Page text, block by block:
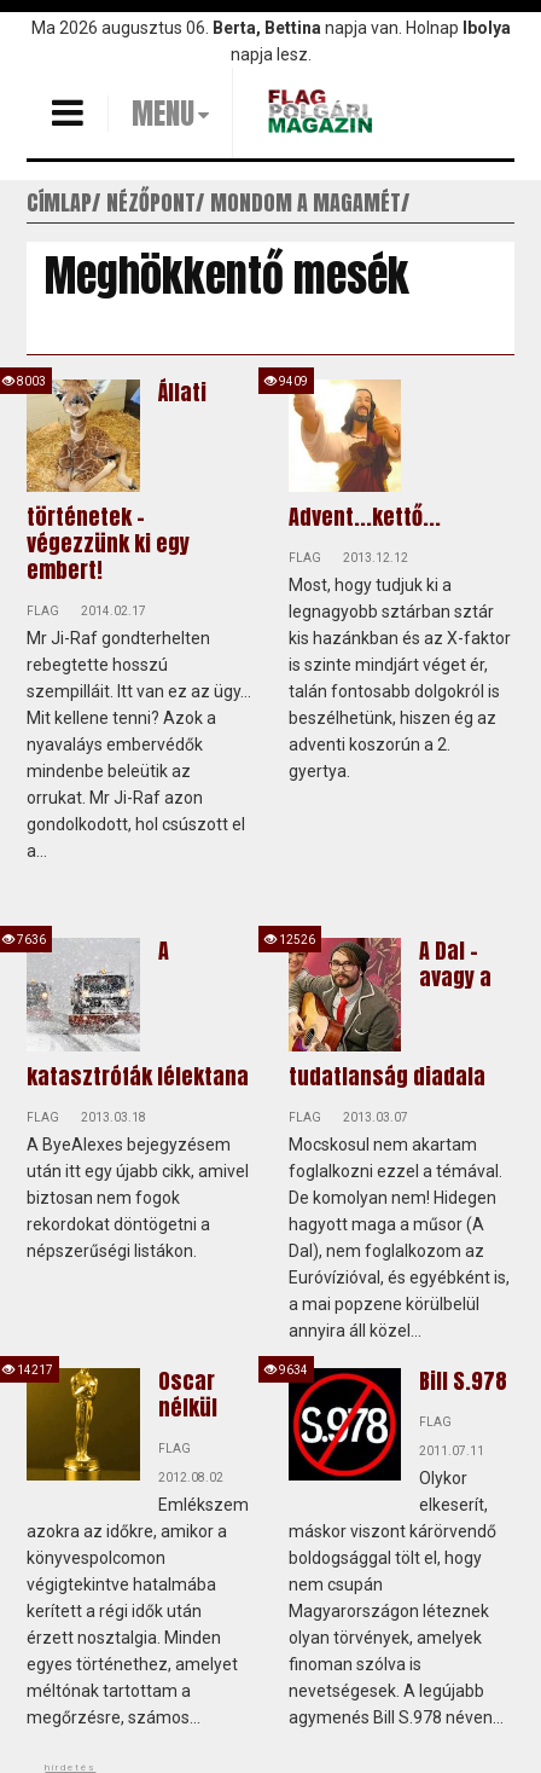
UgrásMa 2026 augusztus 06. Berta, Bettina napja van. Holnap
Ibolya
napja lesz.
MENU
CÍMLAP NÉZŐPONT MONDOM A MAGAMÉT
Meghökkentő mesék
Állati
történetek -
végezzünk ki egy
embert!
FLAG 2014.02.17
Mr Ji-Raf gondterhelten
rebegtette hosszú
szempilláit. Itt van ez az ügy...
Mit kellene tenni? Azok a
nyavaláys embervédők
mindenbe beleütik az
orrukat. Mr Ji-Raf azon
gondolkodott, hol csúszott el
a...
8003
Advent...kettő...
FLAG 2013.12.12
Most, hogy tudjuk ki a
legnagyobb sztárban sztár
kis hazánkban és az X-faktor
is szinte mindjárt véget ér,
talán fontosabb dolgokról is
beszélhetünk, hiszen ég az
adventi koszorún a 2.
gyertya.
9409
A
katasztrófák lélektana
FLAG 2013.03.18
A ByeAlexes bejegyzésem
után itt egy újabb cikk, amivel
biztosan nem fogok
rekordokat döntögetni a
népszerűségi listákon.
7636
A Dal -
avagy a
tudatlanság diadala
FLAG 2013.03.07
Mocskosul nem akartam
foglalkozni ezzel a témával.
De komolyan nem! Hidegen
hagyott maga a műsor (A
Dal), nem foglalkozom az
Euróvízióval, és egyébként is,
a mai popzene körülbelül
annyira áll közel...
12526
Oscar
nélkül
FLAG
2012.08.02
Emlékszem
azokra az időkre, amikor a
könyvespolcomon
végigtekintve hatalmába
kerített a régi idők után
érzett nosztalgia. Minden
egyes történethez, amelyet
méltónak tartottam a
megőrzésre, számos...
14217 Bill S.978
FLAG
2011.07.11
Olykor
elkeserít,
máskor viszont kárörvendő
boldogsággal tölt el, hogy
nem csupán
Magyarországon léteznek
olyan törvények, amelyek
finoman szólva is
nevetségesek. A legújabb
agymenés Bill S.978 néven...
9634
hirdetés